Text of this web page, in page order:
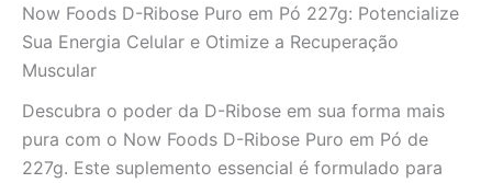
Muscular
quantidade
Now Foods D-Ribose Puro em Pó 227g: Potencialize
Sua Energia Celular e Otimize a Recuperação
Muscular
Descubra o poder da D-Ribose em sua forma mais
pura com o Now Foods D-Ribose Puro em Pó de
227g. Este suplemento essencial é formulado para